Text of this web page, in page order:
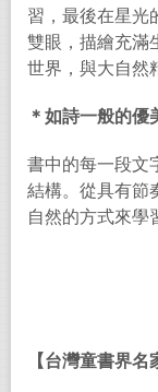
習，最後在星光
雙眼，描繪充滿
世界，與大自然
＊如詩一般的優
書中的每一段文
結構。從具有節
自然的方式來學
【台灣童書界名